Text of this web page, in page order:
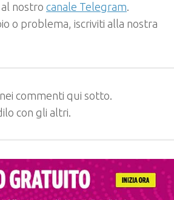
nostro canale Telegram.
o problema, iscriviti alla nostra
commenti qui sotto.
con gli altri.